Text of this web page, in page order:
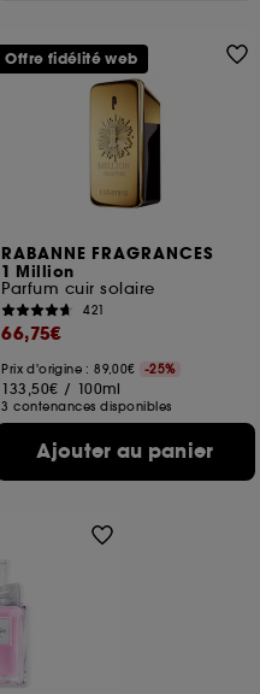
RABANNE FRAGRANCES
1 Million
Parfum cuir solaire
421
66,75€
Prix d'origine : 89,00€ -25%
133,50€ / 100ml
3 contenances disponibles
Ajouter au panier
Offre fidélité web